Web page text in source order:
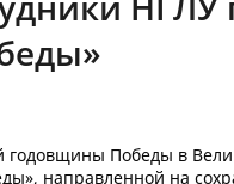
Победы в
направленной на